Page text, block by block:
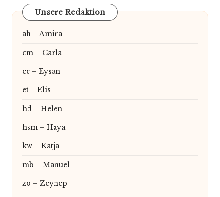
Unsere Redaktion
ah – Amira
cm – Carla
ec – Eysan
et – Elis
hd – Helen
hsm – Haya
kw – Katja
mb – Manuel
zo – Zeynep